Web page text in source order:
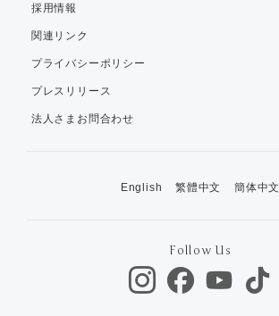
採用情報
関連リンク
プライバシーポリシー
プレスリリース
法人さまお問合わせ
English 繁體中文 簡体中文
Follow Us